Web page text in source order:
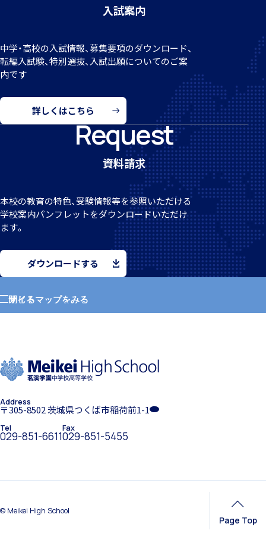
入試案内
中学・高校の入試情報、募集要項のダウンロード、
転編入試験、特別選抜、入試出願についてのご案
内です
詳しくはこちら
Request
資料請求
本校の教育の特色、受験情報等を参照いただける
学校案内パンフレットをダウンロードいただけ
ます。
ダウンロードする
サイトマップをみる
閉じる
学校長挨拶
Address
〒305-8502 茨城県つくば市稲荷前1-1
Tel
029-851-6611
Fax
029-851-5455
© Meikei High School
Page Top
個人課題研究
国内・海外研修旅行
キャンプ
MEIKEI ART GALLERY